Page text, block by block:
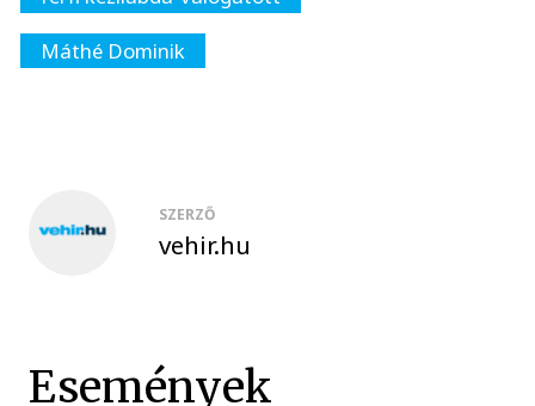
Máthé Dominik
SZERZŐ
vehir.hu
Események